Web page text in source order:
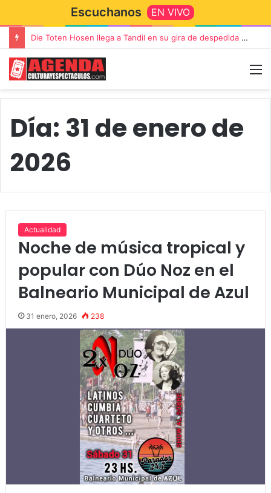
Escuchanos EN VIVO
Die Toten Hosen llega a Tandil en su gira de despedida «Fútbol, Asado, Vino y Adiós Amigos»
Día: 31 de enero de
2026
Actualidad
Noche de música tropical y
popular con Dúo Noz en el
Balneario Municipal de Azul
31 enero, 2026 238